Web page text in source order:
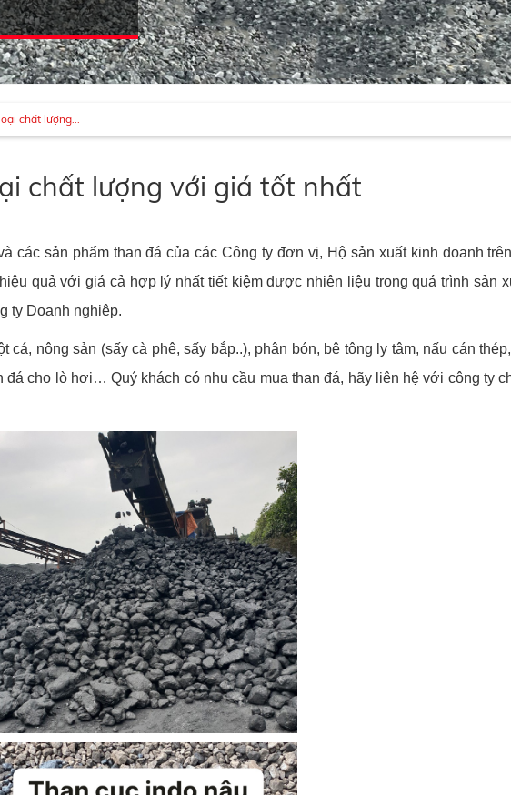
chất lượng...
chất lượng với giá tốt nhất
các sản phẩm than đá của các Công ty đơn vị, Hộ sản xuất kinh doanh
quả với giá cả hợp lý nhất tiết kiệm được nhiên liệu trong quá trình sản
ty Doanh nghiệp.
nông sản (sấy cà phê, sấy bắp..), phân bón, bê tông ly tâm, nấu cán
đá cho lò hơi… Quý khách có nhu cầu mua than đá, hãy liên hệ với công ty